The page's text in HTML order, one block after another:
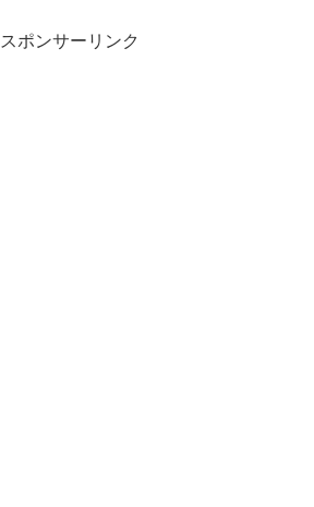
スポンサーリンク